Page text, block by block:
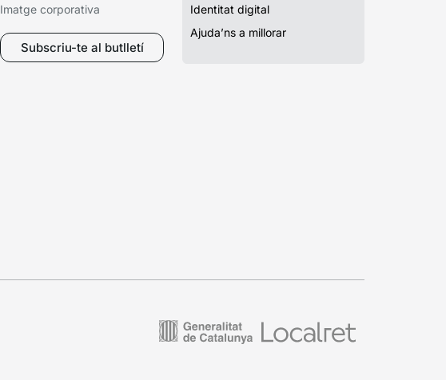
Imatge corporativa
Subscriu-te al butlletí
Identitat digital
Ajuda’ns a millorar